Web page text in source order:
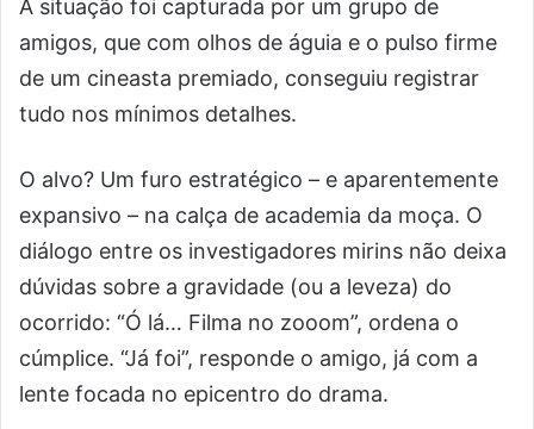
A situação foi capturada por um grupo de
amigos, que com olhos de águia e o pulso firme
de um cineasta premiado, conseguiu registrar
tudo nos mínimos detalhes.
O alvo? Um furo estratégico – e aparentemente
expansivo – na calça de academia da moça. O
diálogo entre os investigadores mirins não deixa
dúvidas sobre a gravidade (ou a leveza) do
ocorrido: “Ó lá… Filma no zooom”, ordena o
cúmplice. “Já foi”, responde o amigo, já com a
lente focada no epicentro do drama.